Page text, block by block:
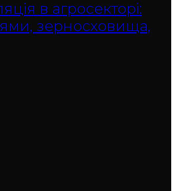
в агросекторі:
зерносховища,